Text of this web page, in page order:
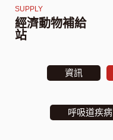
經濟動物補給
站
資訊
呼吸道疾病